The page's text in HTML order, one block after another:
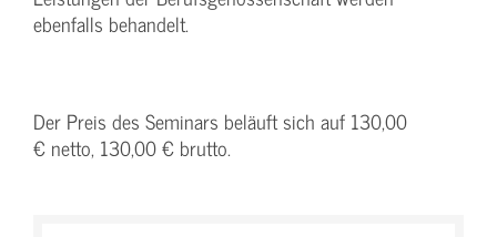
ebenfalls behandelt.
Der Preis des Seminars beläuft sich auf 130,00
€ netto, 130,00 € brutto.